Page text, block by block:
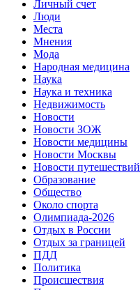
Личный счет
Люди
Места
Мнения
Мода
Народная медицина
Наука
Наука и техника
Недвижимость
Новости
Новости ЗОЖ
Новости медицины
Новости Москвы
Новости путешествий
Образование
Общество
Около спорта
Олимпиада-2026
Отдых в России
Отдых за границей
ПДД
Политика
Происшествия